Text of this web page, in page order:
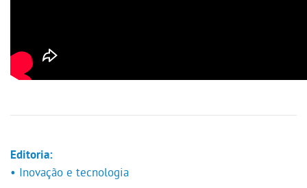
Editoria:
• Inovação e tecnologia